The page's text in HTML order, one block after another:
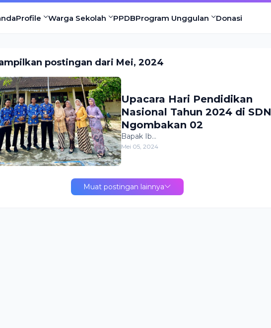
Profile Warga Sekolah PPDBProgram Unggulan Donasi
postingan dari Mei, 2024
Upacara Hari Pendidikan
Nasional Tahun 2024 di SDN
Ngombakan 02
Bapak Ib…
Mei 05, 2024
Muat postingan lainnya